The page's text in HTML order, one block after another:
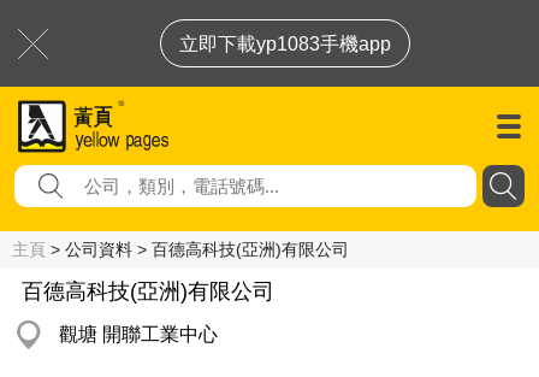
立即下載yp1083手機app
主頁 > 公司資料 > 百德高科技(亞洲)有限公司
百德高科技(亞洲)有限公司
觀塘 開聯工業中心